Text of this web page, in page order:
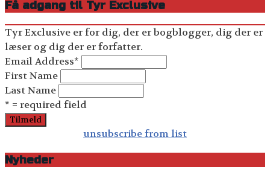
Få adgang til Tyr Exclusive
Tyr Exclusive er for dig, der er bogblogger, dig der er
læser og dig der er forfatter.
Email Address*
First Name
Last Name
* = required field
unsubscribe from list
Nyheder